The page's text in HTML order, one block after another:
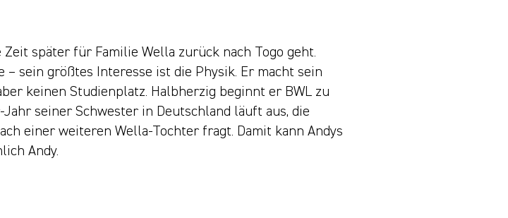
später für Familie Wella zurück nach Togo geht.
– sein größtes Interesse ist die Physik. Er macht sein
keinen Studienplatz. Halbherzig beginnt er BWL zu
seiner Schwester in Deutschland läuft aus, die
einer weiteren Wella-Tochter fragt. Damit kann Andys
Andy.